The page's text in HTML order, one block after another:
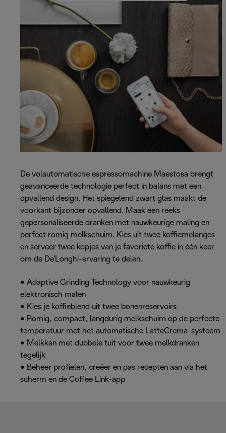
De volautomatische espressomachine Maestosa brengt
geavanceerde technologie perfect in balans met een
opvallend design. Het spiegelend zwart glas maakt de
voorkant bijzonder opvallend. Maak een reeks
gepersonaliseerde dranken met nauwkeurige maling en
perfect romig melkschuim. Kies uit twee koffiemelanges
en serveer twee kopjes van je favoriete koffie in één keer
om de De'Longhi-ervaring te delen.
• Adaptive Grinding Technology voor nauwkeurig
elektronisch malen
• Kies je koffieblend uit twee bonenreservoirs
• Romig, compact, langdurig melkschuim op de perfecte
temperatuur met het automatische LatteCrema-systeem
• Melkkan met dubbele tuit voor twee melkdranken
tegelijk
• Beheer profielen, creëer en pas recepten aan via het
scherm en de Coffee Link-app